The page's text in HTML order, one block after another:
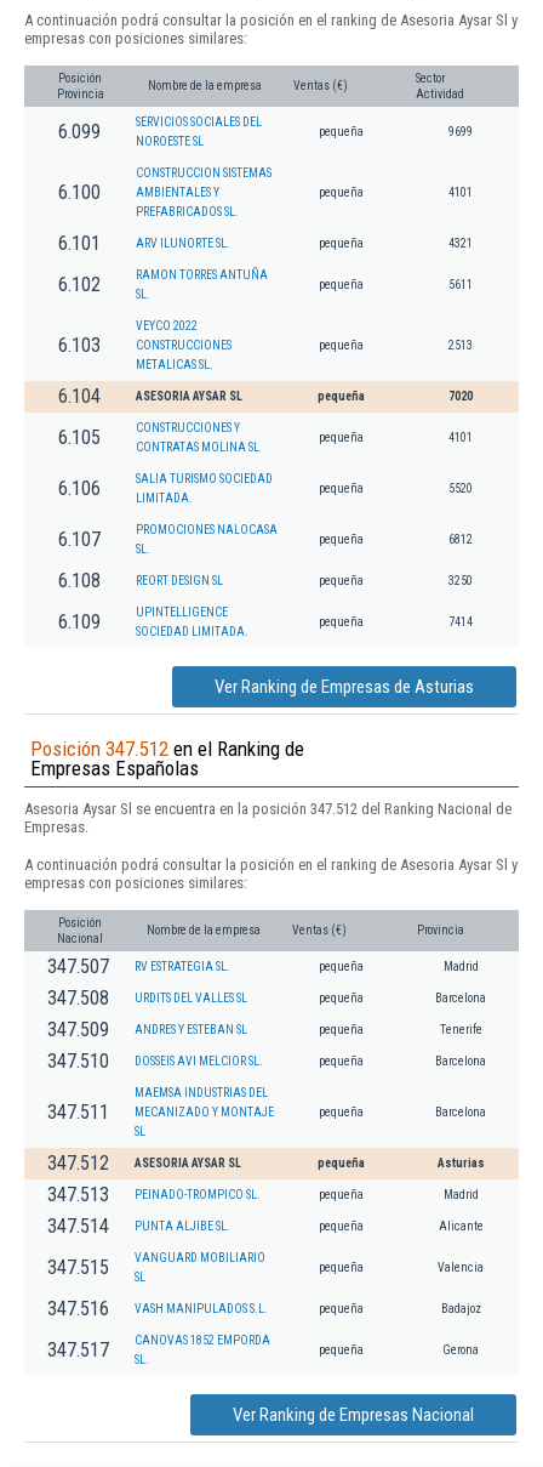
A continuación podrá consultar la posición en el ranking de Asesoria Aysar Sl y
empresas con posiciones similares:
Posición
Provincia
Nombre de la empresa Ventas (€)
Sector
Actividad
6.099
SERVICIOS SOCIALES DEL
NOROESTE SL
pequeña 9699
6.100
CONSTRUCCION SISTEMAS
AMBIENTALES Y
PREFABRICADOS SL.
pequeña 4101
6.101 ARV ILUNORTE SL. pequeña 4321
6.102
RAMON TORRES ANTUÑA
SL.
pequeña 5611
6.103
VEYCO 2022
CONSTRUCCIONES
METALICAS SL.
pequeña 2513
6.104 ASESORIA AYSAR SL pequeña 7020
6.105
CONSTRUCCIONES Y
CONTRATAS MOLINA SL
pequeña 4101
6.106
SALIA TURISMO SOCIEDAD
LIMITADA.
pequeña 5520
6.107
PROMOCIONES NALOCASA
SL.
pequeña 6812
6.108 REORT DESIGN SL pequeña 3250
6.109
UPINTELLIGENCE
SOCIEDAD LIMITADA.
pequeña 7414
Ver Ranking de Empresas de Asturias
Posición 347.512 en el Ranking de
Empresas Españolas
Asesoria Aysar Sl se encuentra en la posición 347.512 del Ranking Nacional de
Empresas.
A continuación podrá consultar la posición en el ranking de Asesoria Aysar Sl y
empresas con posiciones similares:
Posición
Nacional
Nombre de la empresa Ventas (€) Provincia
347.507 RV ESTRATEGIA SL. pequeña Madrid
347.508 URDITS DEL VALLES SL pequeña Barcelona
347.509 ANDRES Y ESTEBAN SL pequeña Tenerife
347.510 DOSSEIS AVI MELCIOR SL. pequeña Barcelona
347.511
MAEMSA INDUSTRIAS DEL
MECANIZADO Y MONTAJE
SL
pequeña Barcelona
347.512 ASESORIA AYSAR SL pequeña Asturias
347.513 PEINADO-TROMPICO SL. pequeña Madrid
347.514 PUNTA ALJIBE SL. pequeña Alicante
347.515
VANGUARD MOBILIARIO
SL
pequeña Valencia
347.516 VASH MANIPULADOS S.L. pequeña Badajoz
347.517
CANOVAS 1852 EMPORDA
SL.
pequeña Gerona
Ver Ranking de Empresas Nacional